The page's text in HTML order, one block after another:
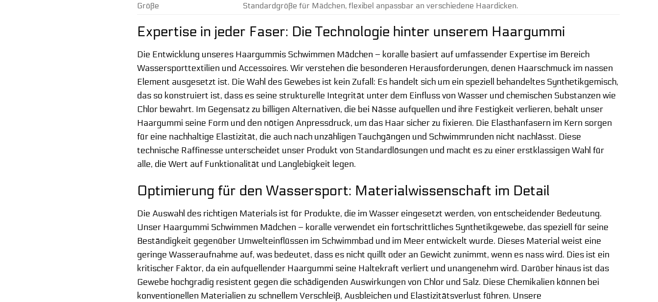
Größe
Standardgröße für Mädchen, flexibel anpassbar an verschiedene Haardicken.
Expertise in jeder Faser: Die Technologie hinter unserem Haargummi
Die Entwicklung unseres Haargummis Schwimmen Mädchen – koralle basiert auf umfassender Expertise im Bereich
Wassersporttextilien und Accessoires. Wir verstehen die besonderen Herausforderungen, denen Haarschmuck im nassen
Element ausgesetzt ist. Die Wahl des Gewebes ist kein Zufall: Es handelt sich um ein speziell behandeltes Synthetikgemisch,
das so konstruiert ist, dass es seine strukturelle Integrität unter dem Einfluss von Wasser und chemischen Substanzen wie
Chlor bewahrt. Im Gegensatz zu billigen Alternativen, die bei Nässe aufquellen und ihre Festigkeit verlieren, behält unser
Haargummi seine Form und den nötigen Anpressdruck, um das Haar sicher zu fixieren. Die Elasthanfasern im Kern sorgen
für eine nachhaltige Elastizität, die auch nach unzähligen Tauchgängen und Schwimmrunden nicht nachlässt. Diese
technische Raffinesse unterscheidet unser Produkt von Standardlösungen und macht es zu einer erstklassigen Wahl für
alle, die Wert auf Funktionalität und Langlebigkeit legen.
Optimierung für den Wassersport: Materialwissenschaft im Detail
Die Auswahl des richtigen Materials ist für Produkte, die im Wasser eingesetzt werden, von entscheidender Bedeutung.
Unser Haargummi Schwimmen Mädchen – koralle verwendet ein fortschrittliches Synthetikgewebe, das speziell für seine
Beständigkeit gegenüber Umwelteinflüssen im Schwimmbad und im Meer entwickelt wurde. Dieses Material weist eine
geringe Wasseraufnahme auf, was bedeutet, dass es nicht quillt oder an Gewicht zunimmt, wenn es nass wird. Dies ist ein
kritischer Faktor, da ein aufquellender Haargummi seine Haltekraft verliert und unangenehm wird. Darüber hinaus ist das
Gewebe hochgradig resistent gegen die schädigenden Auswirkungen von Chlor und Salz. Diese Chemikalien können bei
konventionellen Materialien zu schnellem Verschleiß, Ausbleichen und Elastizitätsverlust führen. Unsere